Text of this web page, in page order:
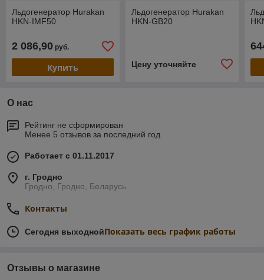
Льдогенератор Hurakan
HKN-IMF50
2 086,90 руб.
Купить
Льдогенератор Hurakan
HKN-GB20
Цену уточняйте
О нас
Рейтинг не сформирован
Менее 5 отзывов за последний год
Работает с 01.11.2017
г. Гродно
Гродно, Гродно, Беларусь
Контакты
Сегодня выходнойПоказать весь график работы
Отзывы о магазине